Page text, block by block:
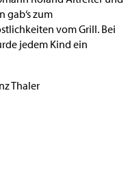
gab‘s zum
vom Grill. Bei
jedem Kind ein
Thaler